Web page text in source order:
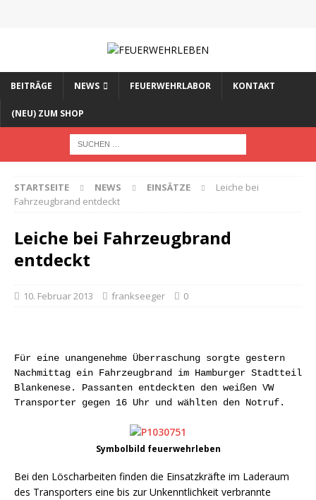
BEITRÄGE NEWS FEUERWEHRLABOR KONTAKT
(NEU) ZUM SHOP
STARTSEITE NEWS EINSÄTZE
Leiche bei
Fahrzeugbrand entdeckt
Leiche bei Fahrzeugbrand
entdeckt
10. Februar 2013 frankseeger 0
Für eine unangenehme Überraschung sorgte gestern
Nachmittag ein Fahrzeugbrand im Hamburger Stadtteil
Blankenese. Passanten entdeckten den weißen VW
Transporter gegen 16 Uhr und wählten den Notruf.
Symbolbild feuerwehrleben
Bei den Löscharbeiten finden die Einsatzkräfte im Laderaum
des Transporters eine bis zur Unkenntlichkeit verbrannte